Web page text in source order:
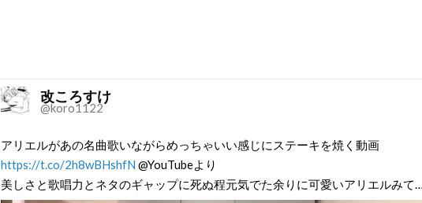
改ころすけ
@koro1122
アリエルがあの名曲歌いながらめっちゃいい感じにステーキを焼く動画
https://t.co/2h8wBHshfN @YouTubeより
美しさと歌唱力とネタのギャップに死ぬ程元気でた余りに可愛いアリエルみて